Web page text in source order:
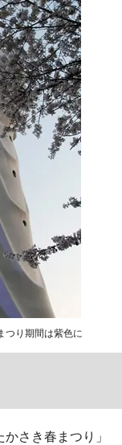
つり期間は紫色に
さき春まつり」